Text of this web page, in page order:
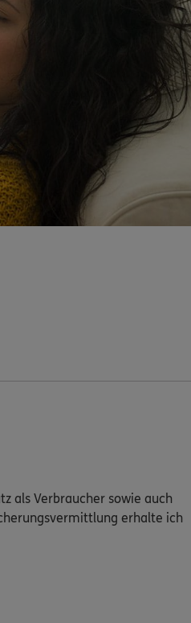
als Verbraucher sowie auch
erhalte ich